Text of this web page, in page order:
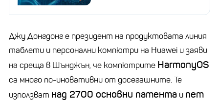
Джу Донгдонг е президент на продуктовата линия
таблети и персонални компютри на Huawei и заяви
на среща в Шънджън, че компютрите HarmonyOS
са много по-иновативни от досегашните. Те
използват над 2700 основни патента и пет